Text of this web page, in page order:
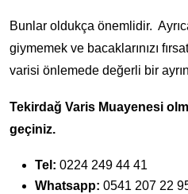
Bunlar oldukça önemlidir.
giymemek ve bacaklarınızı
varisi önlemede değerli bir
Tekirdağ Varis Muayenesi
geçiniz.
Tel: 0224 249 44 41
Whatsapp: 0541 207 22